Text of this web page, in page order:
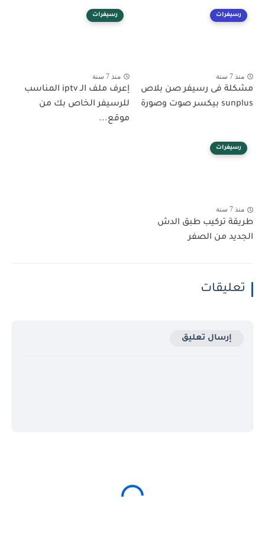
رسيفرات
منذ 7 سنة
مشكلة فى رسيفر صن بلاص
sunplus بيكسر صوت وصورة
رسيفرات
منذ 7 سنة
إعرف ملف الـ iptv المناسب
للرسيفر الخاص بك من
موقع...
رسيفرات
منذ 7 سنة
طريقة تركيب طبق الدش
الجديد من الصفر
تعليقات
إرسال تعليق